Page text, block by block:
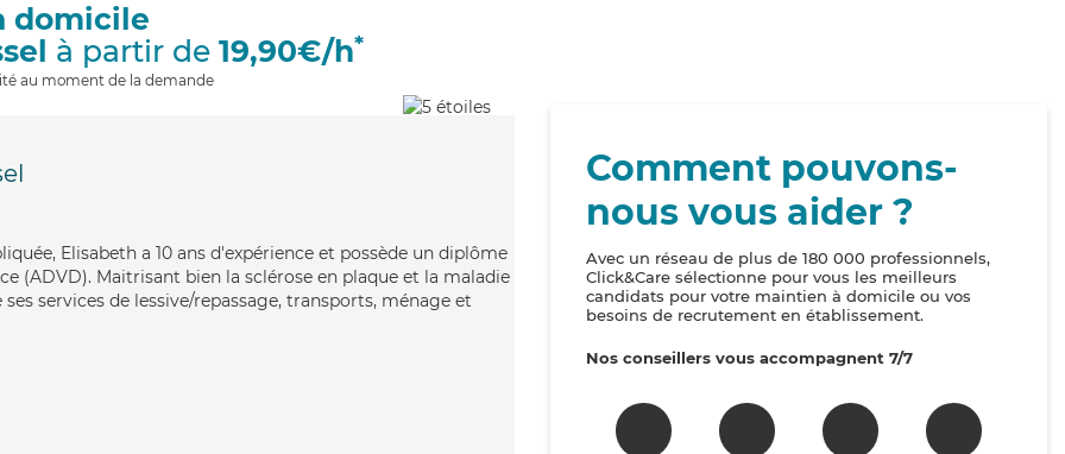
domicile
à partir de 19,90€/h*
au moment de la demande
Elisabeth a 10 ans d'expérience et possède un diplôme
(ADVD). Maitrisant bien la sclérose en plaque et la maladie
services de lessive/repassage, transports, ménage et
Comment pouvons-
nous vous aider ?
Avec un réseau de plus de 180 000 professionnels,
Click&Care sélectionne pour vous les meilleurs
candidats pour votre maintien à domicile ou vos
besoins de recrutement en établissement.
Nos conseillers vous accompagnent 7/7